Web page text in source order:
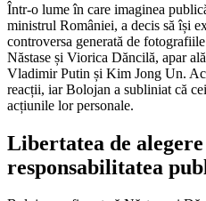
Într-o lume în care imaginea
ministrul României, a decis să își
controversa generată de
Năstase și Viorica Dăncilă, apar
Vladimir Putin și Kim Jong Un.
reacții, iar Bolojan a subliniat că
acțiunile lor personale.
Libertatea de alegere
responsabilitatea